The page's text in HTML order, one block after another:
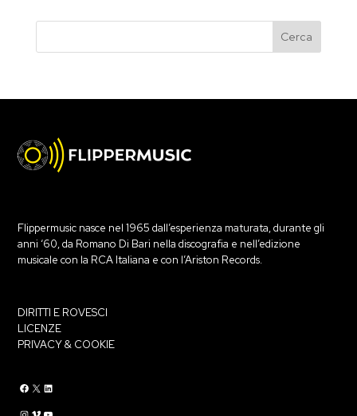
Flippermusic nasce nel 1965 dall’esperienza maturata, durante gli
anni ‘60, da Romano Di Bari nella discografia e nell’edizione
musicale con la RCA Italiana e con l’Ariston Records.
DIRITTI E ROVESCI
LICENZE
PRIVACY & COOKIE
Flippermusic Facebook Flippermusic Twitter
Flippermusic Linkedin